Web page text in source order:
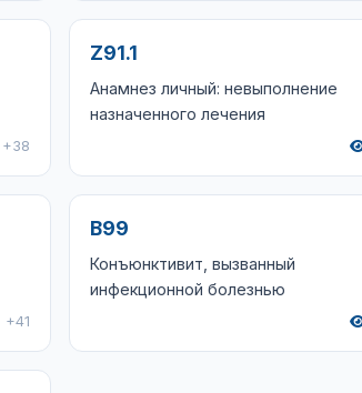
+38
Z91.1
Анамнез личный: невыполнение
назначенного лечения
+41
B99
Конъюнктивит, вызванный
инфекционной болезнью